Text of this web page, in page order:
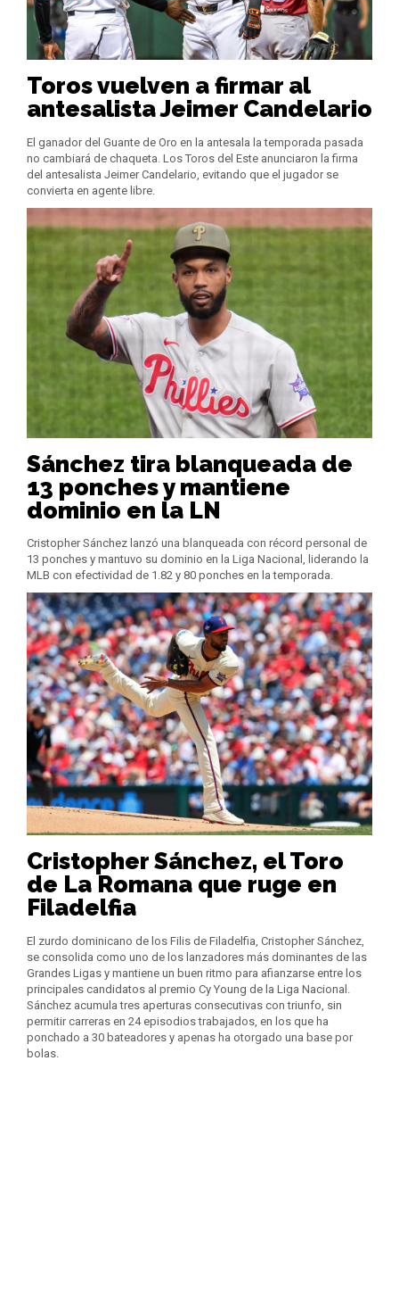
Toros vuelven a firmar al
antesalista Jeimer Candelario
El ganador del Guante de Oro en la antesala la temporada pasada
no cambiará de chaqueta. Los Toros del Este anunciaron la firma
del antesalista Jeimer Candelario, evitando que el jugador se
convierta en agente libre.
Sánchez tira blanqueada de
13 ponches y mantiene
dominio en la LN
Cristopher Sánchez lanzó una blanqueada con récord personal de
13 ponches y mantuvo su dominio en la Liga Nacional, liderando la
MLB con efectividad de 1.82 y 80 ponches en la temporada.
Cristopher Sánchez, el Toro
de La Romana que ruge en
Filadelfia
El zurdo dominicano de los Filis de Filadelfia, Cristopher Sánchez,
se consolida como uno de los lanzadores más dominantes de las
Grandes Ligas y mantiene un buen ritmo para afianzarse entre los
principales candidatos al premio Cy Young de la Liga Nacional.
Sánchez acumula tres aperturas consecutivas con triunfo, sin
permitir carreras en 24 episodios trabajados, en los que ha
ponchado a 30 bateadores y apenas ha otorgado una base por
bolas.